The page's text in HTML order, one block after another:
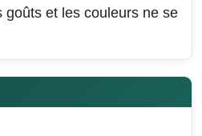
goûts et les couleurs ne se